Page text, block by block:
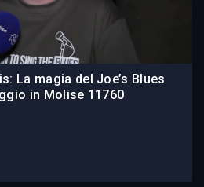
La magia del Joe’s Blues
in Molise 11760